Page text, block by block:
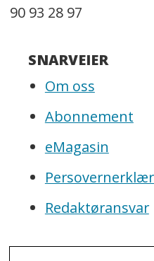
90 93 28 97
SNARVEIER
Om oss
Abonnement
eMagasin
Redaktøransvar